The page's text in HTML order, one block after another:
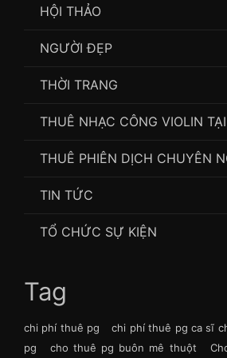
HỘI THẢO
NGƯỜI ĐẸP
THỜI TRANG
THUÊ NHẠC CÔNG VIOLIN
THUÊ PHIÊN DỊCH CHUYÊN
TIN TỨC
TỔ CHỨC SỰ KIỆN
Tag
chi phí thuê pg chi phí thuê pg ca sĩ
pg
cho thuê pg buôn mê thuột